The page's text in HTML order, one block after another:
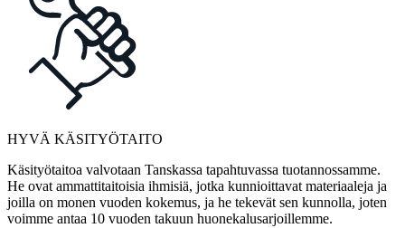
HYVÄ KÄSITYÖTAITO
Käsityötaitoa valvotaan Tanskassa tapahtuvassa tuotannossamme.
He ovat ammattitaitoisia ihmisiä, jotka kunnioittavat materiaaleja ja
joilla on monen vuoden kokemus, ja he tekevät sen kunnolla, joten
voimme antaa 10 vuoden takuun huonekalusarjoillemme.